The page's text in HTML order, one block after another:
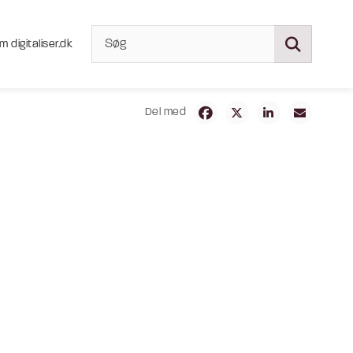
digitaliser.dk
Del med